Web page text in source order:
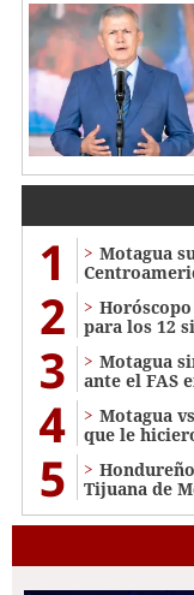
1
Motagua
2
para los 12
3
Motagua
ante el FAS
4
Motagua
que le
5
Tijuana de